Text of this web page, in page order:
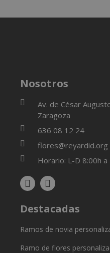
Nosotros
Av. de César
Zaragoza
636 08 12 24
flores@reyardid.org
Horario: L-D 8:00h a
Destacadas
Ramos de novia
Ramo de flores